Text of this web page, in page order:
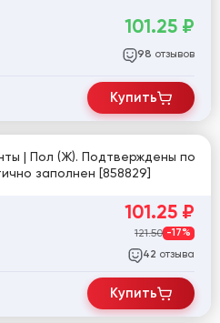
101.25 ₽
98 отзывов
Купить
| Пол (Ж). Подтверждены по
заполнен [858829]
101.25 ₽
121.50 -17%
42 отзыва
Купить